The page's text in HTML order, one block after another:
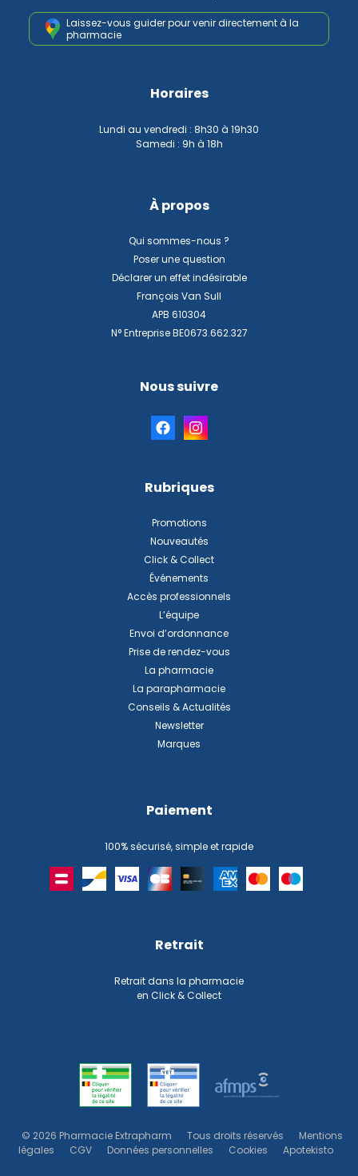
Laissez-vous guider pour venirdirectement à la
pharmacie
Horaires
Lundi au vendredi : 8h30 à 19h30
Samedi : 9h à 18h
À propos
Qui sommes-nous ?
Poser une question
Déclarer un effet indésirable
François Van Sull
APB 610304
N° Entreprise BE0673.662.327
Nous suivre
Rubriques
Promotions
Nouveautés
Click & Collect
Événements
Accès professionnels
L’équipe
Envoi d’ordonnance
Prise de rendez-vous
La pharmacie
La parapharmacie
Conseils & Actualités
Newsletter
Marques
Paiement
100% sécurisé, simple et rapide
Retrait
Retrait dans la pharmacie
en Click & Collect
© 2026 Pharmacie Extrapharm Tous droits réservés
Mentions
légales
CGV Données personnelles Cookies Apotekisto